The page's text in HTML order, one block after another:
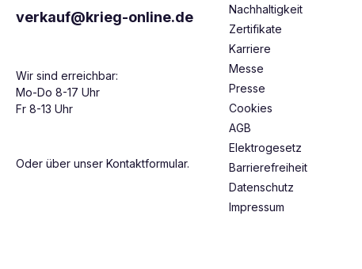
verkauf@krieg-online.de
Wir sind erreichbar:
Mo-Do 8-17 Uhr
Fr 8-13 Uhr
Oder über unser Kontaktformular.
Nachhaltigkeit
Zertifikate
Karriere
Messe
Presse
Cookies
AGB
Elektrogesetz
Barrierefreiheit
Datenschutz
Impressum